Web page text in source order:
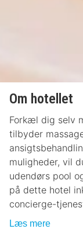
Om hotellet
Forkæl dig selv
tilbyder
muligheder, vil
udendørs pool
på dette hotel
concierge-
Læs mere